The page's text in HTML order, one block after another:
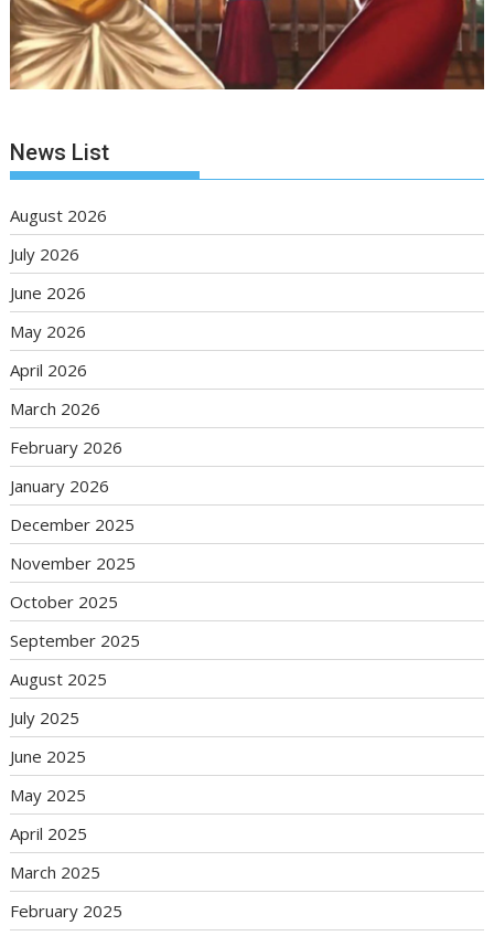
News List
August 2026
July 2026
June 2026
May 2026
April 2026
March 2026
February 2026
January 2026
December 2025
November 2025
October 2025
September 2025
August 2025
July 2025
June 2025
May 2025
April 2025
March 2025
February 2025